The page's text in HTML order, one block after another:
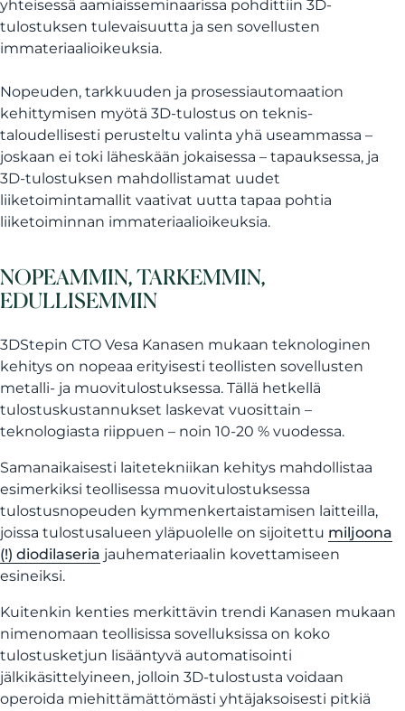
yhteisessä aamiaisseminaarissa pohdittiin 3D-
tulostuksen tulevaisuutta ja sen sovellusten
immateriaalioikeuksia.
Nopeuden, tarkkuuden ja prosessiautomaation
kehittymisen myötä 3D-tulostus on teknis-
taloudellisesti perusteltu valinta yhä useammassa –
joskaan ei toki läheskään jokaisessa – tapauksessa, ja
3D-tulostuksen mahdollistamat uudet
liiketoimintamallit vaativat uutta tapaa pohtia
liiketoiminnan immateriaalioikeuksia.
NOPEAMMIN, TARKEMMIN,
EDULLISEMMIN
3DStepin CTO Vesa Kanasen mukaan teknologinen
kehitys on nopeaa erityisesti teollisten sovellusten
metalli- ja muovitulostuksessa. Tällä hetkellä
tulostuskustannukset laskevat vuosittain –
teknologiasta riippuen – noin 10-20 % vuodessa.
Samanaikaisesti laitetekniikan kehitys mahdollistaa
esimerkiksi teollisessa muovitulostuksessa
tulostusnopeuden kymmenkertaistamisen laitteilla,
joissa tulostusalueen yläpuolelle on sijoitettu miljoona
(!) diodilaseria jauhemateriaalin kovettamiseen
esineiksi.
Kuitenkin kenties merkittävin trendi Kanasen mukaan
nimenomaan teollisissa sovelluksissa on koko
tulostusketjun lisääntyvä automatisointi
jälkikäsittelyineen, jolloin 3D-tulostusta voidaan
operoida miehittämättömästi yhtäjaksoisesti pitkiä